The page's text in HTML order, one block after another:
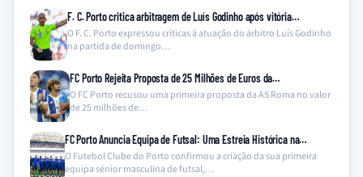
F. C. Porto critica arbitragem de Luís Godinho após vitória…
O F. C. Porto expressou críticas à atuação do árbitro Luís Godinho
na partida de domingo…
FC Porto Rejeita Proposta de 25 Milhões de Euros da…
O FC Porto recusou uma primeira proposta da AS Roma no valor
de 25 milhões de…
FC Porto Anuncia Equipa de Futsal: Uma Estreia Histórica na…
O Futebol Clube do Porto confirmou a criação da sua primeira
equipa sénior masculina de futsal,…